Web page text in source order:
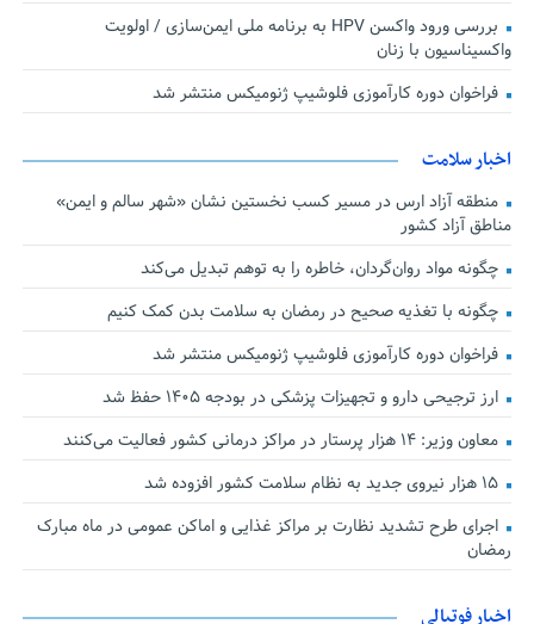
بررسی ورود واکسن HPV به برنامه ملی ایمن‌سازی / اولویت
واکسیناسیون با زنان
فراخوان دوره کارآموزی فلوشیپ ژنومیکس منتشر شد
اخبار سلامت
منطقه آزاد ارس در مسیر کسب نخستین نشان «شهر سالم و ایمن»
مناطق آزاد کشور
چگونه مواد روان‌گردان، خاطره را به توهم تبدیل می‌کند
چگونه با تغذیه صحیح در رمضان به سلامت بدن کمک کنیم
فراخوان دوره کارآموزی فلوشیپ ژنومیکس منتشر شد
ارز ترجیحی دارو و تجهیزات پزشکی در بودجه ۱۴۰۵ حفظ شد
معاون وزیر: ۱۴ هزار پرستار در مراکز درمانی کشور فعالیت می‌کنند
۱۵ هزار نیروی جدید به نظام سلامت کشور افزوده شد
اجرای طرح تشدید نظارت بر مراکز غذایی و اماکن عمومی در ماه مبارک
رمضان
اخبار فوتبالی